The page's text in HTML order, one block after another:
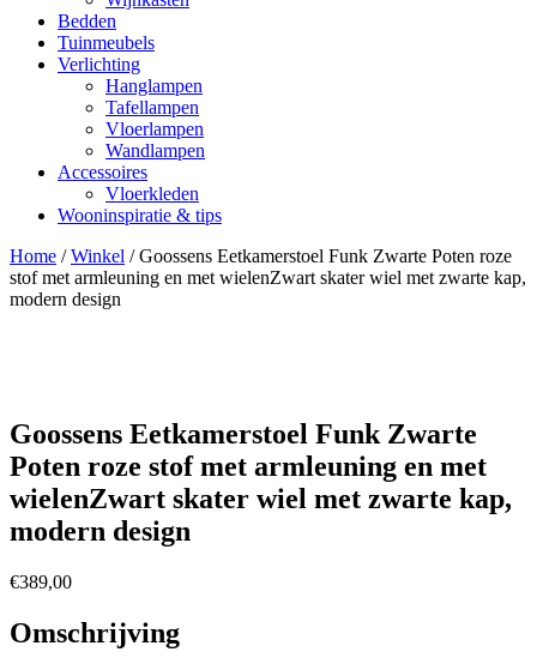
Bedden
Tuinmeubels
Verlichting
Hanglampen
Tafellampen
Vloerlampen
Wandlampen
Accessoires
Vloerkleden
Wooninspiratie & tips
Home /Winkel /Goossens Eetkamerstoel Funk Zwarte Poten roze
stof met armleuning en met wielenZwart skater wiel met zwarte kap,
modern design
Goossens Eetkamerstoel Funk Zwarte
Poten roze stof met armleuning en met
wielenZwart skater wiel met zwarte kap,
modern design
€389,00
Omschrijving